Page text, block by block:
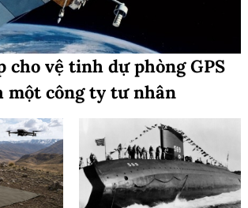
cho vệ tinh dự phòng GPS
một công ty tư nhân